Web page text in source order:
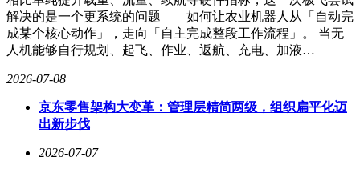
解决的是一个更系统的问题——如何让农业机器人从「自动完
成某个核心动作」，走向「自主完成整段工作流程」。 当无
人机能够自行规划、起飞、作业、返航、充电、加液…
2026-07-08
京东零售架构大变革：管理层精简两级，组织扁平化迈
出新步伐
2026-07-07